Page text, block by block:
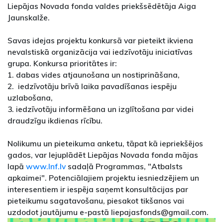
Liepājas Novada fonda valdes priekšsēdētāja Aiga
Jaunskalže.
Savas idejas projektu konkursā var pieteikt ikviena
nevalstiskā organizācija vai iedzīvotāju iniciatīvas
grupa. Konkursa prioritātes ir:
1. dabas vides atjaunošana un nostiprināšana,
2. iedzīvotāju brīvā laika pavadīšanas iespēju
uzlabošana,
3. iedzīvotāju informēšana un izglītošana par videi
draudzīgu ikdienas rīcību.
Nolikumu un pieteikuma anketu, tāpat kā iepriekšējos
gados, var lejuplādēt Liepājas Novada fonda mājas
lapā www.lnf.lvsadaļā Programmas, "Atbalsts
apkaimei". Potenciālajiem projektu iesniedzējiem un
interesentiem ir iespēja saņemt konsultācijas par
pieteikumu sagatavošanu, piesakot tikšanos vai
uzdodot jautājumu e-pastā liepajasfonds@gmail.com.